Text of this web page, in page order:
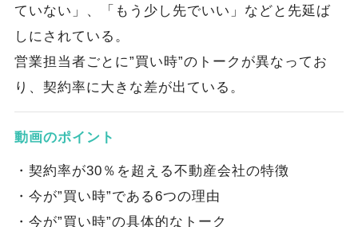
ていない」、「もう少し先でいい」などと先延ば
しにされている。
営業担当者ごとに”買い時”のトークが異なってお
り、契約率に大きな差が出ている。
動画のポイント
・契約率が30％を超える不動産会社の特徴
・今が”買い時”である6つの理由
・今が”買い時”の具体的なトーク